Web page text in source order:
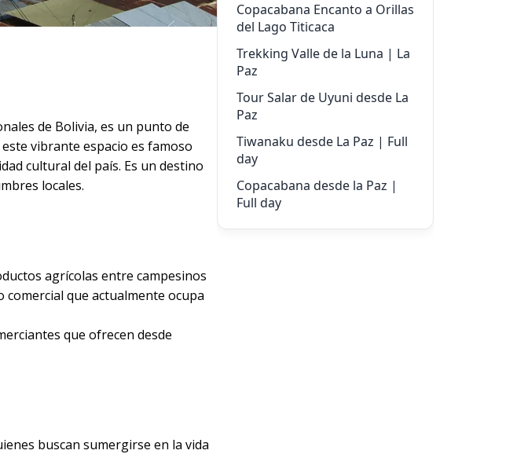
de Bolivia, es un punto de
vibrante espacio es famoso
cultural del país. Es un destino
locales.
agrícolas entre campesinos
que actualmente ocupa
que ofrecen desde
buscan sumergirse en la vida
Copacabana Encanto a Orillas
del Lago Titicaca
Trekking Valle de la Luna | La
Paz
Tour Salar de Uyuni desde La
Paz
Tiwanaku desde La Paz | Full
day
Copacabana desde la Paz |
Full day